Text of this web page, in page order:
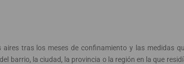
aires tras los meses de confinamiento y las medidas
barrio, la ciudad, la provincia o la región en la que